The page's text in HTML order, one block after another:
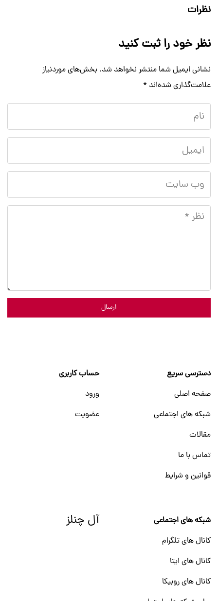
نظرات
نظر خود را ثبت کنید
نشانی ایمیل شما منتشر نخواهد شد. بخش‌های موردنیاز
علامت‌گذاری شده‌اند *
ارسال
دسترسی سریع
صفحه اصلی
شبکه های اجتماعی
مقالات
تماس با ما
قوانین و شرایط
حساب کاربری
ورود
عضویت
شبکه های اجتماعی
کانال های تلگرام
کانال های ایتا
کانال های روبیکا
آل چنلز